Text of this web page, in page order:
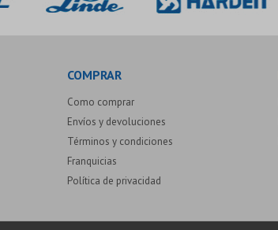
COMPRAR
Como comprar
Envíos y devoluciones
Términos y condiciones
Franquicias
Política de privacidad